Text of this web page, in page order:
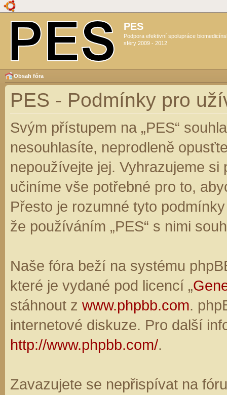
PES
Podpora efektivní spolupráce
sféry 2009 - 2012
Obsah fóra
PES - Podmínky pro
Svým přístupem na „PES“
nesouhlasíte, neprodleně
nepoužívejte jej. Vyhrazujeme
učiníme vše potřebné pro to,
Přesto je rozumné tyto
že používáním „PES“ s nimi
Naše fóra beží na systému
které je vydané pod licencí „
stáhnout z www.phpbb.com.
internetové diskuze. Pro další
http://www.phpbb.com/.
Zavazujete se nepřispívat na